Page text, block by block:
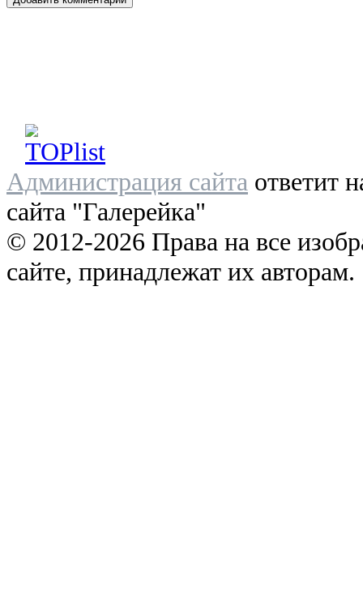
Администрация сайта ответит
сайта "Галерейка"
© 2012-2026 Права на все
сайте, принадлежат их авторам.